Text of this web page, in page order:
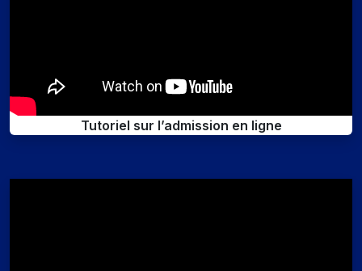
Tutoriel sur l’admission en ligne